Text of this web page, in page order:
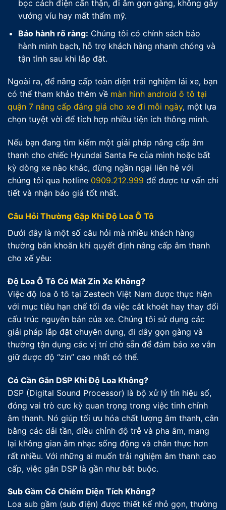
bọc cách điện cẩn thận, đi âm gọn gàng, không gây
vướng víu hay mất thẩm mỹ.
Bảo hành rõ ràng: Chúng tôi có chính sách bảo
hành minh bạch, hỗ trợ khách hàng nhanh chóng và
tận tình sau khi lắp đặt.
Ngoài ra, để nâng cấp toàn diện trải nghiệm lái xe, bạn
có thể tham khảo thêm về màn hình android ô tô tại
quận 7 nâng cấp đáng giá cho xe đi mỗi ngày, một lựa
chọn tuyệt vời để tích hợp nhiều tiện ích thông minh.
Nếu bạn đang tìm kiếm một giải pháp nâng cấp âm
thanh cho chiếc Hyundai Santa Fe của mình hoặc bất
kỳ dòng xe nào khác, đừng ngần ngại liên hệ với
chúng tôi qua hotline 0909.212.999 để được tư vấn chi
tiết và nhận báo giá tốt nhất.
Câu Hỏi Thường Gặp Khi Độ Loa Ô Tô
Dưới đây là một số câu hỏi mà nhiều khách hàng
thường băn khoăn khi quyết định nâng cấp âm thanh
cho xế yêu:
Độ Loa Ô Tô Có Mất Zin Xe Không?
Việc độ loa ô tô tại Zestech Việt Nam được thực hiện
với mục tiêu hạn chế tối đa việc cắt khoét hay thay đổi
cấu trúc nguyên bản của xe. Chúng tôi sử dụng các
giải pháp lắp đặt chuyên dụng, đi dây gọn gàng và
thường tận dụng các vị trí chờ sẵn để đảm bảo xe vẫn
giữ được độ “zin” cao nhất có thể.
Có Cần Gắn DSP Khi Độ Loa Không?
DSP (Digital Sound Processor) là bộ xử lý tín hiệu số,
đóng vai trò cực kỳ quan trọng trong việc tinh chỉnh
âm thanh. Nó giúp tối ưu hóa chất lượng âm thanh, cân
bằng các dải tần, điều chỉnh độ trễ và pha âm, mang
lại không gian âm nhạc sống động và chân thực hơn
rất nhiều. Với những ai muốn trải nghiệm âm thanh cao
cấp, việc gắn DSP là gần như bắt buộc.
Sub Gầm Có Chiếm Diện Tích Không?
Loa sub gầm (sub điện) được thiết kế nhỏ gọn, thường